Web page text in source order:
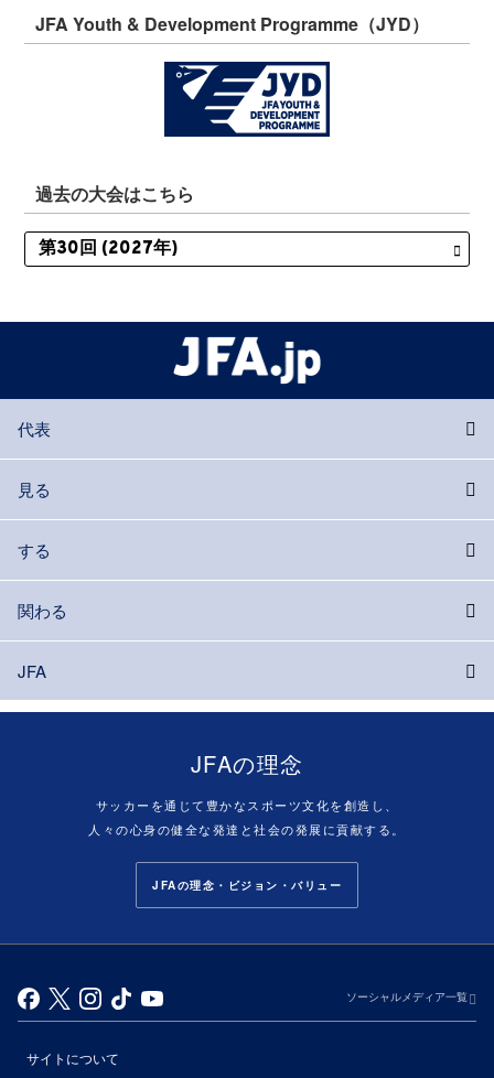
JFA Youth & Development Programme（JYD）
過去の大会はこちら
代表
見る
する
関わる
JFA
JFAの理念
サッカーを通じて豊かなスポーツ文化を創造し、
人々の心身の健全な発達と社会の発展に貢献する。
JFAの理念・ビジョン・バリュー
ソーシャルメディア一覧
サイトについて